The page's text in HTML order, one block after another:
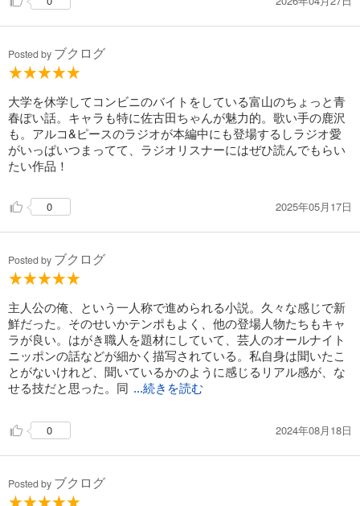
Posted by ブクログ
大学を休学してコンビニのバイトをしている富山のちょっと青
春ぽい話。キャラも特に佐古田ちゃんが魅力的。歌い手の鹿沢
も。アルコ&ピースのラジオが本編中にも登場するしラジオ愛
がいっぱいつまってて、ラジオリスナーにはぜひ読んでもらい
たい作品！
0 2025年05月17日
Posted by ブクログ
主人公の俺、という一人称で進められる小説。久々な感じで新
鮮だった。そのせいかテンポもよく、他の登場人物たちもキャ
ラが良い。はがき職人を題材にしていて、芸人のオールナイト
ニッポンの話などが細かく描写されている。私自身は聞いたこ
とがないけれど、聞いているかのように感じるリアル感が、な
せる技だと思った。同 ...続きを読む
0 2024年08月18日
Posted by ブクログ